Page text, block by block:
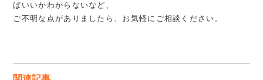
ばいいかわからないなど、
ご不明な点がありましたら、お気軽にご相談ください。